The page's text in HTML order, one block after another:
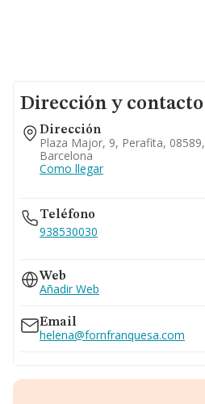
Dirección y contacto
Dirección
Plaza Major, 9, Perafita, 08589,
Barcelona
Como llegar
Teléfono
938530030
938530855
Web
Añadir Web
Email
helena@fornfranquesa.com